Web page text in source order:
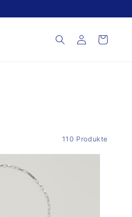
EinloggenWarenkorb
110 Produkte